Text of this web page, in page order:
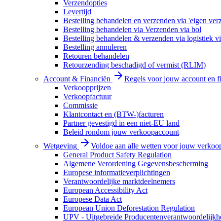
Verzendopties
Levertijd
Bestelling behandelen en verzenden via 'eigen
Bestelling behandelen via Verzenden via bol
Bestelling behandelen & verzenden via logistiek
Bestelling annuleren
Retouren behandelen
Retourzending beschadigd of vermist (RLIM)
Account & Financiën
Regels voor jouw account en
Verkoopprijzen
Verkoopfactuur
Commissie
Klantcontact en (BTW-)facturen
Partner gevestigd in een niet-EU land
Beleid rondom jouw verkoopaccount
Wetgeving
Voldoe aan alle wetten voor jouw
General Product Safety Regulation
Algemene Verordening Gegevensbescherming
Europese informatieverplichtingen
Verantwoordelijke marktdeelnemers
European Accessibility Act
Europese Data Act
European Union Deforestation Regulation
UPV - Uitgebreide